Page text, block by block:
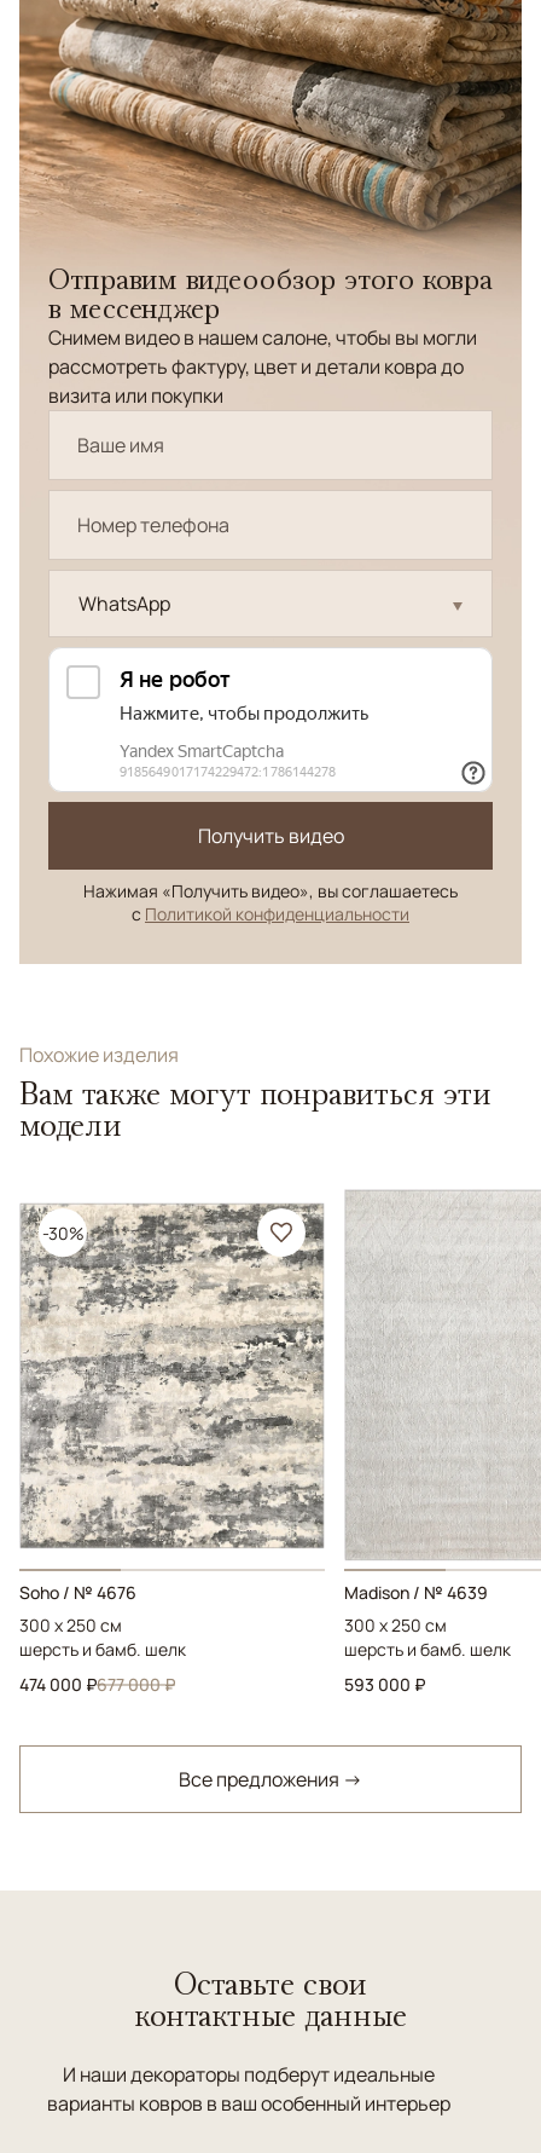
Отправим видеообзор этого ковра
в мессенджер
Снимем видео в нашем салоне, чтобы вы могли
рассмотреть фактуру, цвет и детали ковра до
визита или покупки
WhatsApp
Получить видео
Нажимая «Получить видео», вы соглашаетесь
с Политикой конфиденциальности
Похожие изделия
Вам также могут понравиться эти
модели
-30%
Soho / № 4676
300 x 250 см
шерсть и бамб. шелк
474 000 ₽677 000 ₽
Madison / № 4639
300 x 250 см
шерсть и бамб. шелк
593 000 ₽
Все предложения →
Оставьте свои
контактные данные
И наши декораторы подберут идеальные
варианты ковров в ваш особенный интерьер